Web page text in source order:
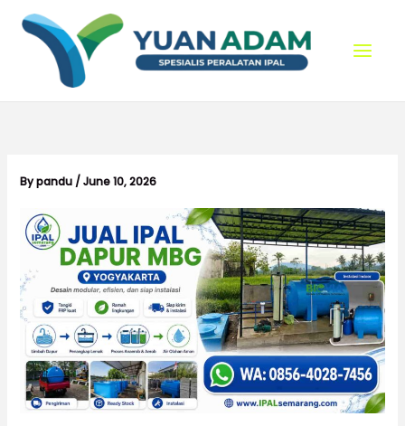
content
Bypandu /June 10, 2026